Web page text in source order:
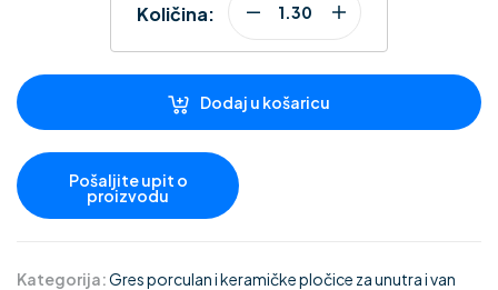
Količina:
Dodaj u košaricu
Kategorija:Gres porculan i keramičke pločice za unutra i van